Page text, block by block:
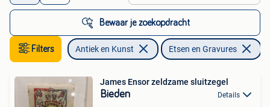
Bewaar je zoekopdracht
Filters Antiek en Kunst Etsen en Gravures
James Ensor zeldzame sluitzegel
Bieden Details